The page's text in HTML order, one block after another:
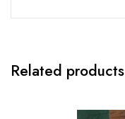
Related products